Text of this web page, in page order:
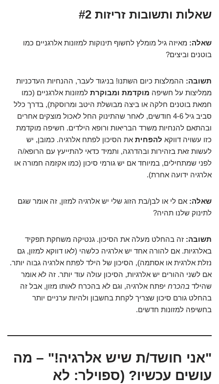
שאלות ותשובות זריזות #2
שאלה: מאיזה גיל מומלץ לחשוף תינוקות למזונות אלרגניים כמו
בוטנים וביצים?
תשובה: ההמלצות כיום השתנו! בניגוד לעבר, ההנחיות העדכניות
ממליצות על חשיפה מוקדמת ומבוקרת למזונות אלרגניים (כמו
חמאת בוטנים חלקה או ביצה מבושלת היטב ומרוסקת), בדרך כלל
סביב גיל 4-6 חודשים, לאחר שהתינוק החל לאכול מוצקים אחרים
ובהתאם להנחיות משרד הבריאות ורופא הילדים. חשיפה מוקדמת
כזו עשויה דווקא להפחית את הסיכון לפתח אלרגיה. כמובן, יש
לעשות זאת בזהירות ובהדרגה, ותמיד כדאי להתייעץ עם הרופא/ה
לפני שמתחילים, במיוחד אם יש גורמי סיכון (כמו אקזמה חמורה או
אלרגיה ידועה אחרת).
שאלה: אם לי או לבן/בת הזוג שלי יש אלרגיה למזון, זה אומר שגם
לתינוק שלנו תהיה?
תשובה: זה בהחלט מעלה את הסיכון. גנטיקה משחקת תפקיד
באלרגיות. אם להורה אחד יש אלרגיה כלשהי (לאו דווקא למזון, גם
נזלת אלרגית או אסתמה), הסיכון של הילד לפתח אלרגיה גבוה יותר.
אם לשני ההורים יש אלרגיות, הסיכון עולה עוד יותר. זה לא אומר
שהילד בהכרח יפתח אלרגיה, וגם לא בהכרח לאותו מזון, אבל זה
בהחלט גורם סיכון שצריך לקחת בחשבון ולהיות ערניים יותר
בחשיפה למזונות חדשים.
"אני חושד/ת שיש אלרגיה!" – מה
עושים עכשיו? (ספוילר: לא